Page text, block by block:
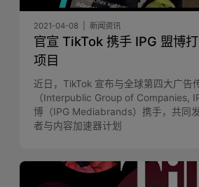
2021-04-08 新闻资讯
官宣 TikTok 携手 IPG 盟博
项目
近日，TikTok 宣布与全球第四大广告
（Interpublic Group of Companies,
博（IPG Mediabrands）携手，共同
者与内容加速器计划